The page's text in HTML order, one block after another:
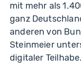
mit mehr als
ganz
anderen von
Steinmeier
digitaler